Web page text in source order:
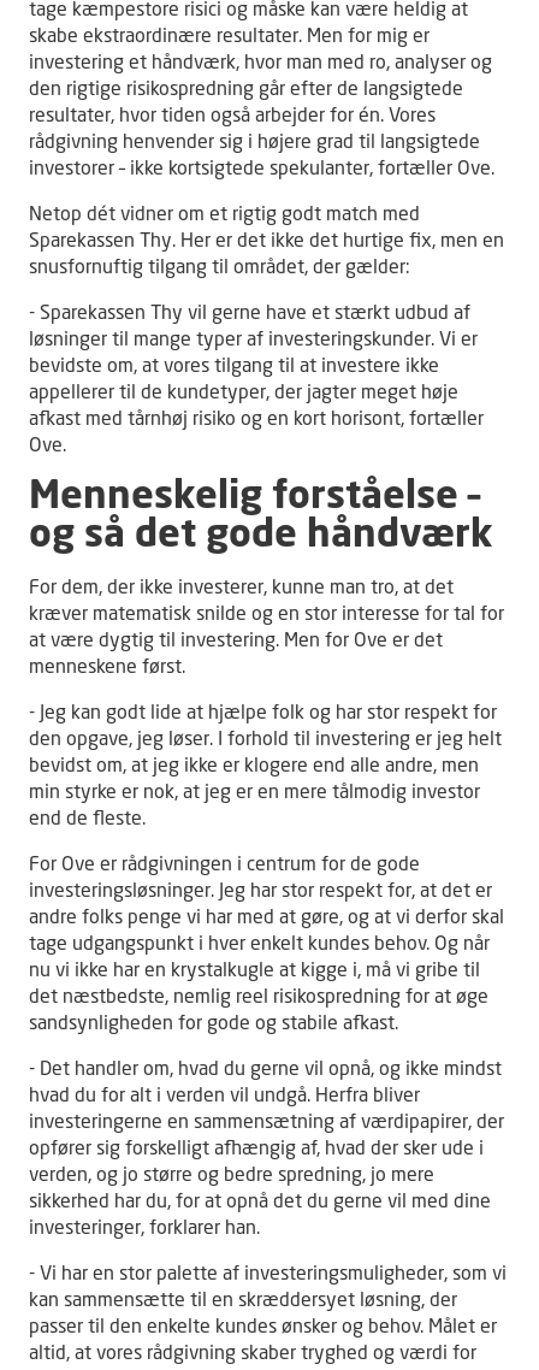
tage kæmpestore risici og måske kan være heldig at
skabe ekstraordinære resultater. Men for mig er
investering et håndværk, hvor man med ro, analyser og
den rigtige risikospredning går efter de langsigtede
resultater, hvor tiden også arbejder for én. Vores
rådgivning henvender sig i højere grad til langsigtede
investorer – ikke kortsigtede spekulanter, fortæller Ove.
Netop dét vidner om et rigtig godt match med
Sparekassen Thy. Her er det ikke det hurtige fix, men en
snusfornuftig tilgang til området, der gælder:
- Sparekassen Thy vil gerne have et stærkt udbud af
løsninger til mange typer af investeringskunder. Vi er
bevidste om, at vores tilgang til at investere ikke
appellerer til de kundetyper, der jagter meget høje
afkast med tårnhøj risiko og en kort horisont, fortæller
Ove.
Menneskelig forståelse –
og så det gode håndværk
For dem, der ikke investerer, kunne man tro, at det
kræver matematisk snilde og en stor interesse for tal for
at være dygtig til investering. Men for Ove er det
menneskene først.
- Jeg kan godt lide at hjælpe folk og har stor respekt for
den opgave, jeg løser. I forhold til investering er jeg helt
bevidst om, at jeg ikke er klogere end alle andre, men
min styrke er nok, at jeg er en mere tålmodig investor
end de fleste.
For Ove er rådgivningen i centrum for de gode
investeringsløsninger. Jeg har stor respekt for, at det er
andre folks penge vi har med at gøre, og at vi derfor skal
tage udgangspunkt i hver enkelt kundes behov. Og når
nu vi ikke har en krystalkugle at kigge i, må vi gribe til
det næstbedste, nemlig reel risikospredning for at øge
sandsynligheden for gode og stabile afkast.
- Det handler om, hvad du gerne vil opnå, og ikke mindst
hvad du for alt i verden vil undgå. Herfra bliver
investeringerne en sammensætning af værdipapirer, der
opfører sig forskelligt afhængig af, hvad der sker ude i
verden, og jo større og bedre spredning, jo mere
sikkerhed har du, for at opnå det du gerne vil med dine
investeringer, forklarer han.
- Vi har en stor palette af investeringsmuligheder, som vi
kan sammensætte til en skræddersyet løsning, der
passer til den enkelte kundes ønsker og behov. Målet er
altid, at vores rådgivning skaber tryghed og værdi for